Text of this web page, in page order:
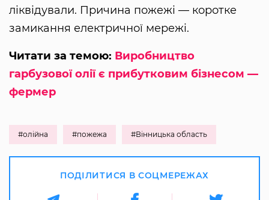
ліквідували. Причина пожежі — коротке
замикання електричної мережі.
Читати за темою: Виробництво
гарбузової олії є прибутковим бізнесом —
фермер
#олійна #пожежа #Вінницька область
ПОДІЛИТИСЯ В СОЦМЕРЕЖАХ